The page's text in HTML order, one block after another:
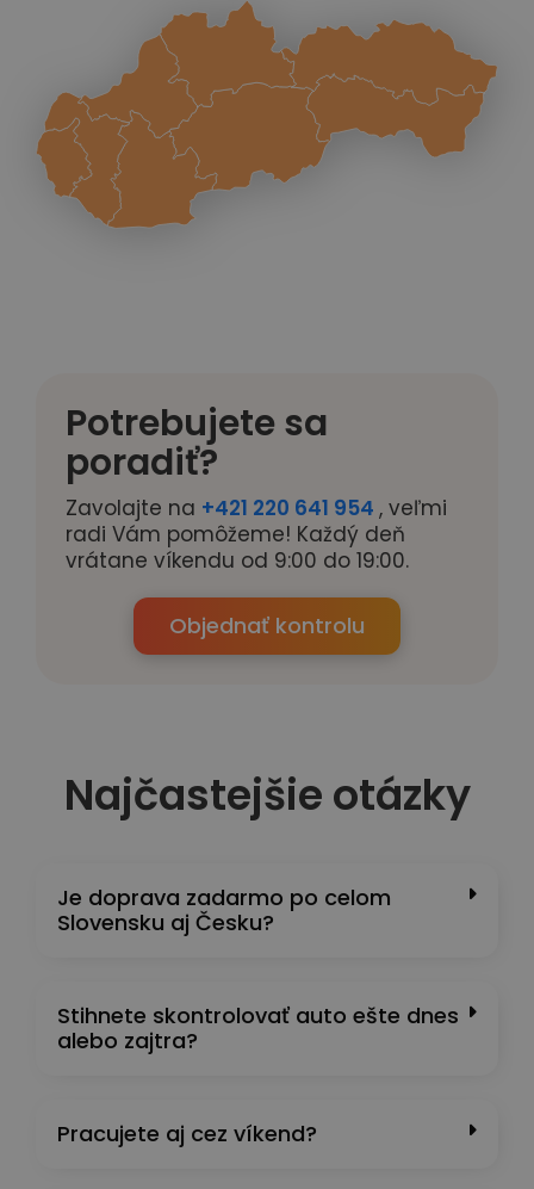
Potrebujete sa
poradiť?
Zavolajte na +421 220 641 954 , veľmi
radi Vám pomôžeme! Každý deň
vrátane víkendu od 9:00 do 19:00.
Objednať kontrolu
Najčastejšie otázky
Je doprava zadarmo po celom
Slovensku aj Česku?
Stihnete skontrolovať auto ešte dnes
alebo zajtra?
Pracujete aj cez víkend?